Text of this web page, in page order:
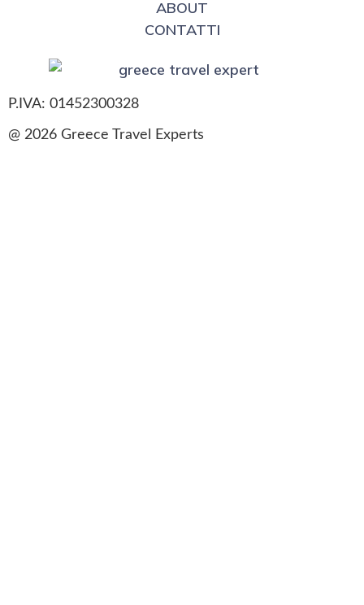
ABOUT
CONTATTI
P.IVA: 01452300328
@ 2026 Greece Travel Experts